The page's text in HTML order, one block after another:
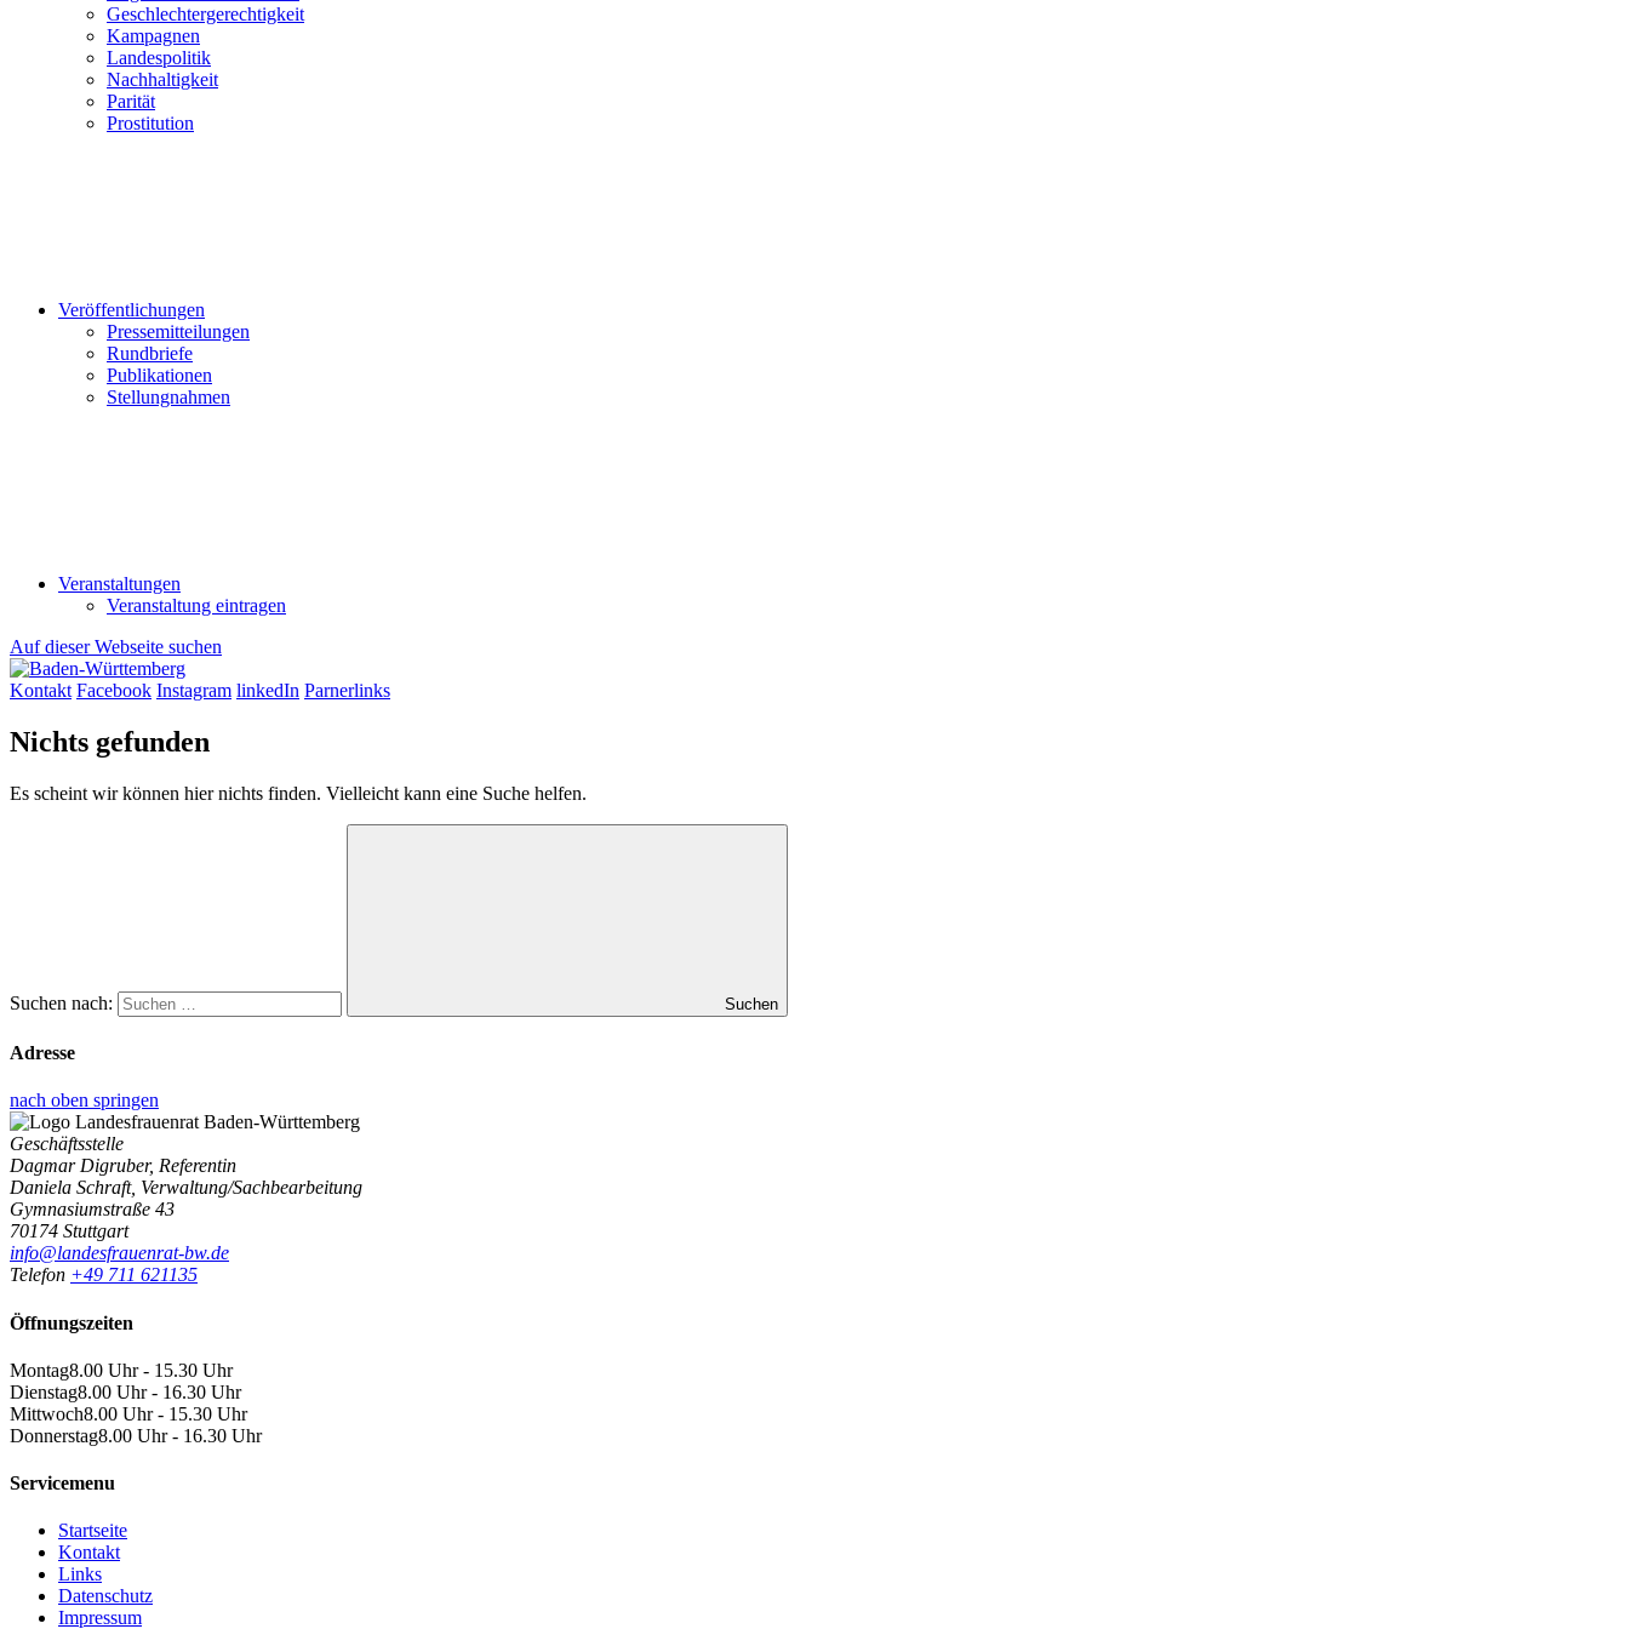
Geschlechtergerechtigkeit
Kampagnen
Landespolitik
Nachhaltigkeit
Parität
Prostitution
Veröffentlichungen
Pressemitteilungen
Rundbriefe
Publikationen
Stellungnahmen
Veranstaltungen
Veranstaltung eintragen
Auf dieser Webseite suchen
Kontakt Facebook Instagram linkedIn Parnerlinks
Nichts gefunden
Es scheint wir können hier nichts finden. Vielleicht kann eine Suche helfen.
Suchen nach: Suchen
Adresse
nach oben springen
Geschäftsstelle
Dagmar Digruber, Referentin
Daniela Schraft, Verwaltung/Sachbearbeitung
Gymnasiumstraße 43
70174 Stuttgart
info@landesfrauenrat-bw.de
Telefon +49 711 621135
Öffnungszeiten
Montag8.00 Uhr - 15.30 Uhr
Dienstag8.00 Uhr - 16.30 Uhr
Mittwoch8.00 Uhr - 15.30 Uhr
Donnerstag8.00 Uhr - 16.30 Uhr
Servicemenu
Startseite
Kontakt
Links
Datenschutz
Impressum